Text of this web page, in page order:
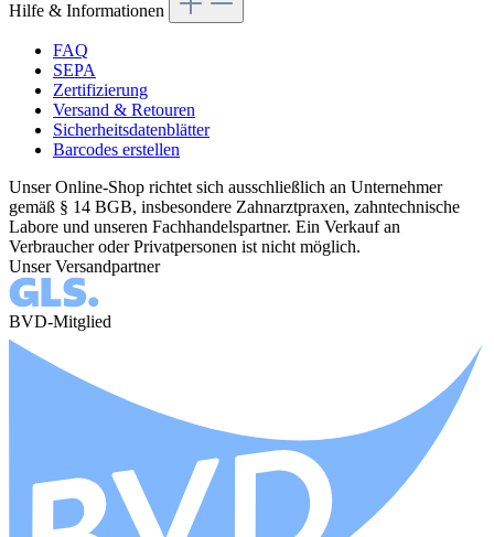
Hilfe & Informationen
FAQ
SEPA
Zertifizierung
Versand & Retouren
Sicherheitsdatenblätter
Barcodes erstellen
Unser Online-Shop richtet sich ausschließlich an Unternehmer
gemäß § 14 BGB, insbesondere Zahnarztpraxen, zahntechnische
Labore und unseren Fachhandelspartner. Ein Verkauf an
Verbraucher oder Privatpersonen ist nicht möglich.
Unser Versandpartner
BVD-Mitglied